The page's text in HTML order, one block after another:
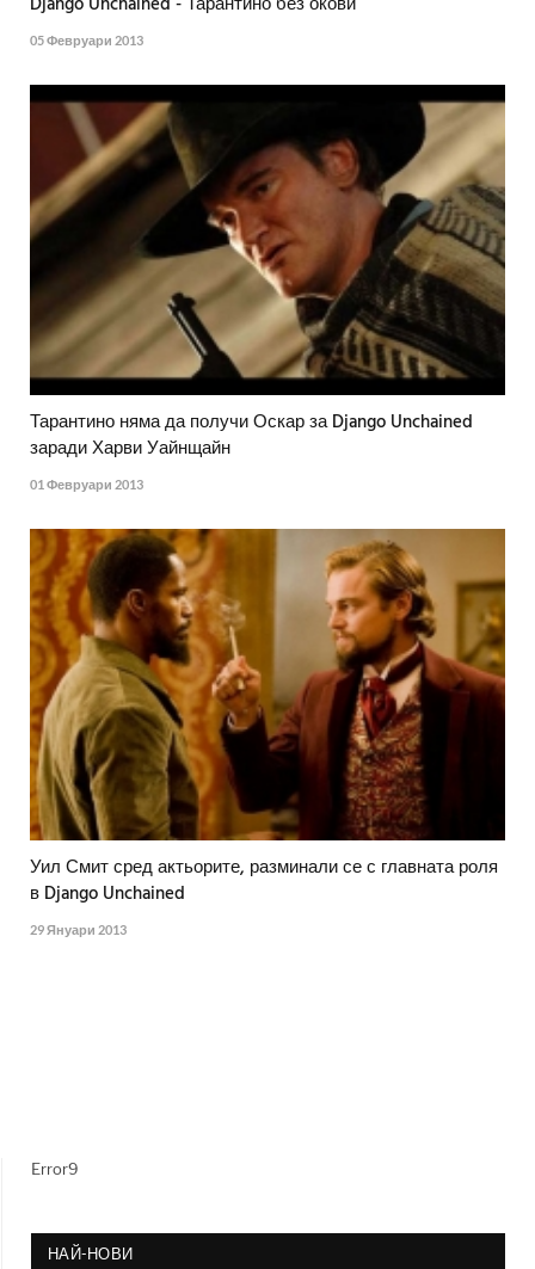
05 Февруари 2013
Тарантино няма да получи Оскар за Django Unchained
заради Харви Уайнщайн
01 Февруари 2013
Уил Смит сред актьорите, разминали се с главната роля
в Django Unchained
29 Януари 2013
Error9
НАЙ-НОВИ